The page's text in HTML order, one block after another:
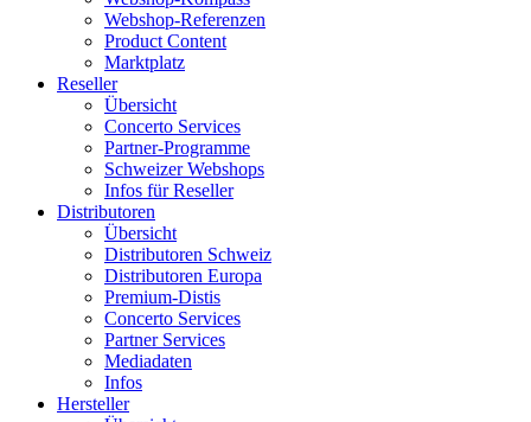
Webshop-Referenzen
Product Content
Marktplatz
Reseller
Übersicht
Concerto Services
Partner-Programme
Schweizer Webshops
Infos für Reseller
Distributoren
Übersicht
Distributoren Schweiz
Distributoren Europa
Premium-Distis
Concerto Services
Partner Services
Mediadaten
Infos
Hersteller